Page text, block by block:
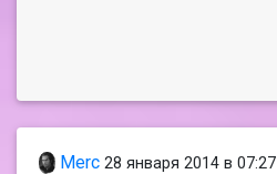
Merc 28 января 2014 в 07:27